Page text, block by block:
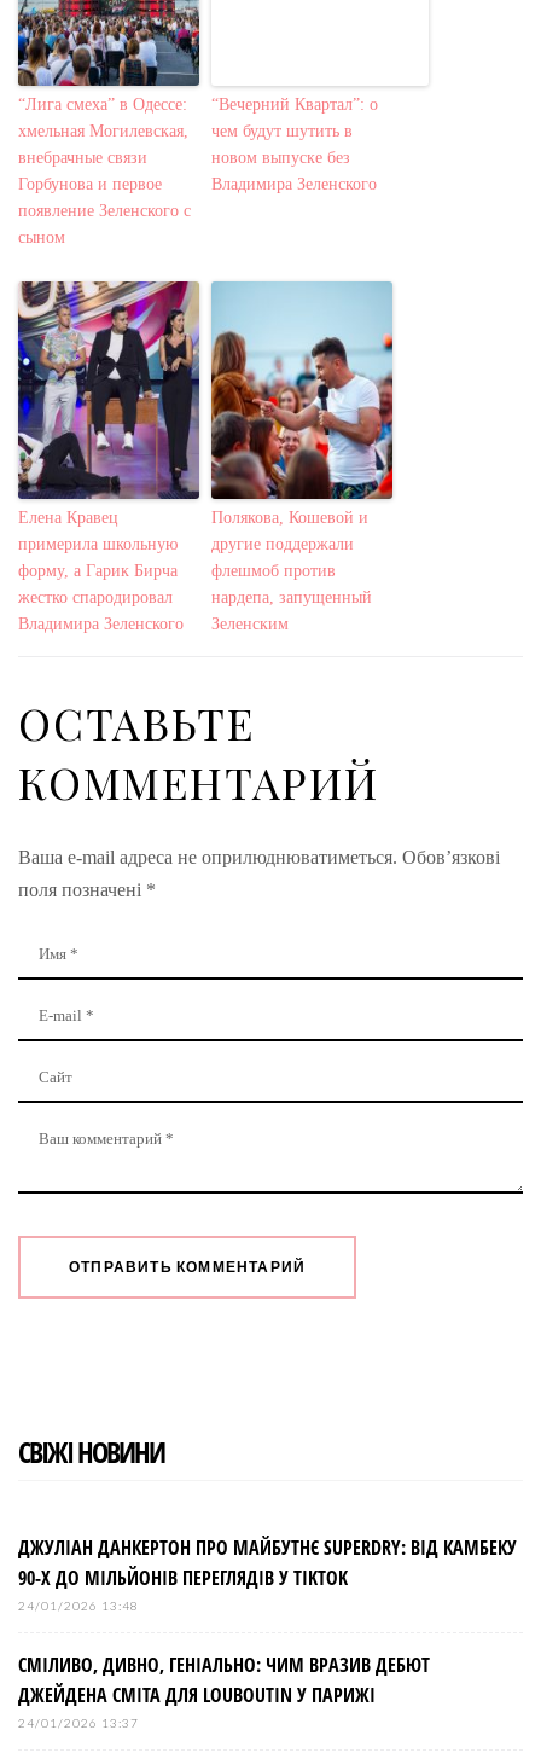
“Лига смеха” в Одессе:
хмельная Могилевская,
внебрачные связи
Горбунова и первое
появление Зеленского с
сыном
“Вечерний Квартал”: о
чем будут шутить в
новом выпуске без
Владимира Зеленского
Елена Кравец
примерила школьную
форму, а Гарик Бирча
жестко спародировал
Владимира Зеленского
Полякова, Кошевой и
другие поддержали
флешмоб против
нардепа, запущенный
Зеленским
ОСТАВЬТЕ
КОММЕНТАРИЙ
Ваша e-mail адреса не оприлюднюватиметься. Обов’язкові
поля позначені *
СВІЖІ НОВИНИ
ДЖУЛІАН ДАНКЕРТОН ПРО МАЙБУТНЄ SUPERDRY: ВІД КАМБЕКУ
90-Х ДО МІЛЬЙОНІВ ПЕРЕГЛЯДІВ У TIKTOK
24/01/2026 13:48
СМІЛИВО, ДИВНО, ГЕНІАЛЬНО: ЧИМ ВРАЗИВ ДЕБЮТ
ДЖЕЙДЕНА СМІТА ДЛЯ LOUBOUTIN У ПАРИЖІ
24/01/2026 13:37